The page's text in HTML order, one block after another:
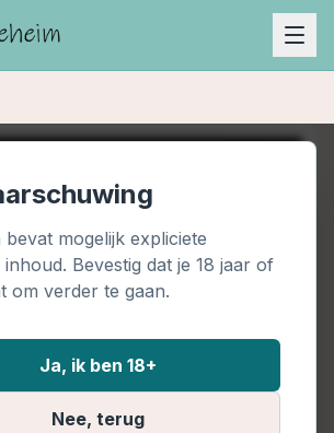
bevat mogelijk expliciete
inhoud. Bevestig dat je 18 jaar of
om verder te gaan.
Ja, ik ben 18+
Nee, terug